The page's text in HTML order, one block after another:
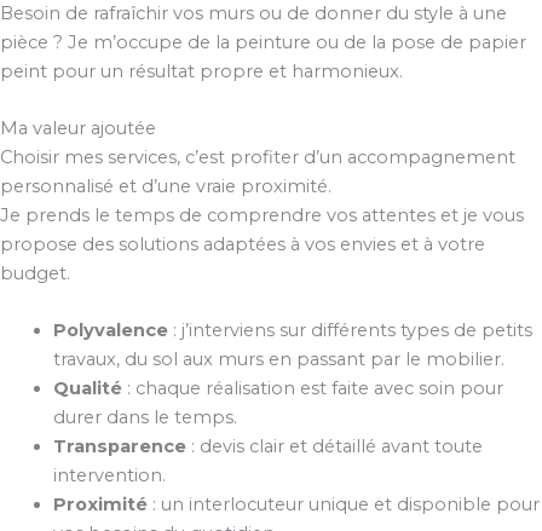
Besoin de rafraîchir vos murs ou de donner du style à une
pièce ? Je m’occupe de la peinture ou de la pose de papier
peint pour un résultat propre et harmonieux.
Ma valeur ajoutée
Choisir mes services, c’est profiter d’un accompagnement
personnalisé et d’une vraie proximité.
Je prends le temps de comprendre vos attentes et je vous
propose des solutions adaptées à vos envies et à votre
budget.
Polyvalence: j’interviens sur différents types de petits
travaux, du sol aux murs en passant par le mobilier.
Qualité: chaque réalisation est faite avec soin pour
durer dans le temps.
Transparence: devis clair et détaillé avant toute
intervention.
Proximité: un interlocuteur unique et disponible pour